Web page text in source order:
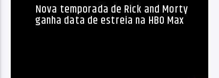
Nova temporada de Rick and Morty
ganha data de estreia na HBO Max